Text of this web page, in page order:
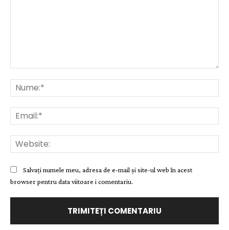
Salvați numele meu, adresa de e-mail și site-ul web în acest
browser pentru data viitoare i comentariu.